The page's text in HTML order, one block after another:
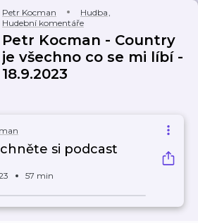
Petr Kocman Hudba,
Hudební komentáře
Petr Kocman - Country
je všechno co se mi líbí -
18.9.2023
si podcast
57 min